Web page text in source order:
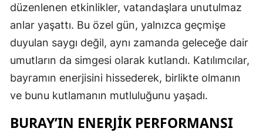
düzenlenen etkinlikler, vatandaşlara unutulmaz
anlar yaşattı. Bu özel gün, yalnızca geçmişe
duyulan saygı değil, aynı zamanda geleceğe dair
umutların da simgesi olarak kutlandı. Katılımcılar,
bayramın enerjisini hissederek, birlikte olmanın
ve bunu kutlamanın mutluluğunu yaşadı.
BURAY’IN ENERJIK PERFORMANSI